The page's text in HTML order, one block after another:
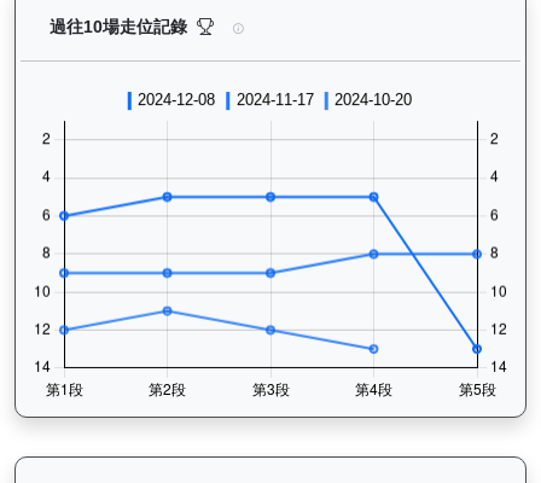
過往10場走位記錄 有誰共鳴（J367）— 過往走位記錄圖